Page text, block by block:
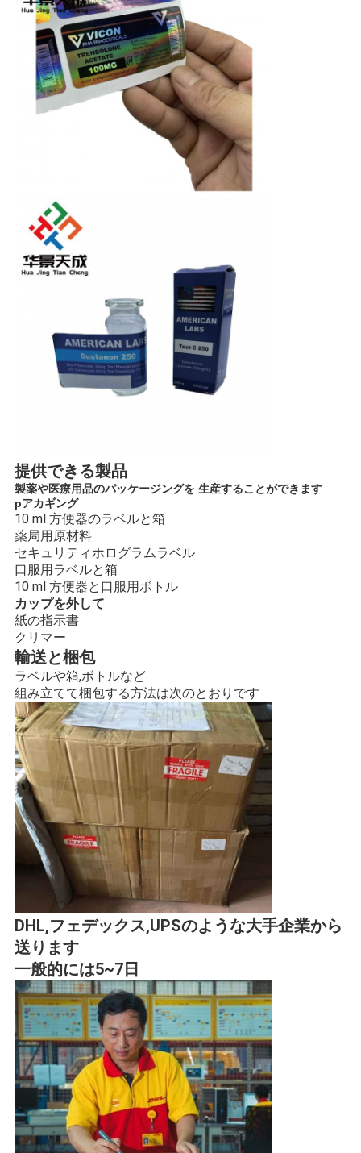
提供できる製品
製薬や医療用品のパッケージングを 生産することができます
pアカギング
10 ml 方便器のラベルと箱
薬局用原材料
セキュリティホログラムラベル
口服用ラベルと箱
10 ml 方便器と口服用ボトル
カップを外して
紙の指示書
クリマー
輸送と梱包
ラベルや箱,ボトルなど
組み立てて梱包する方法は次のとおりです
DHL,フェデックス,UPSのような大手企業から
送ります
一般的には5~7日